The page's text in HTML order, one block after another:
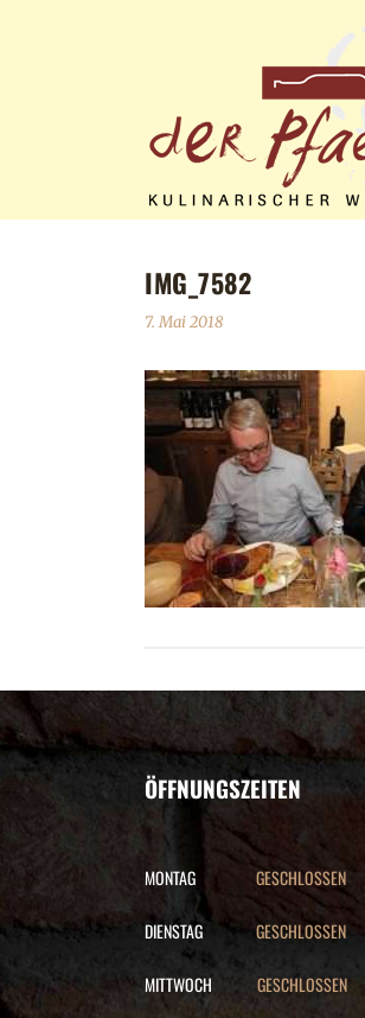
IMG_7582
7. Mai 2018
ÖFFNUNGSZEITEN
MONTAG GESCHLOSSEN
DIENSTAG GESCHLOSSEN
MITTWOCH GESCHLOSSEN